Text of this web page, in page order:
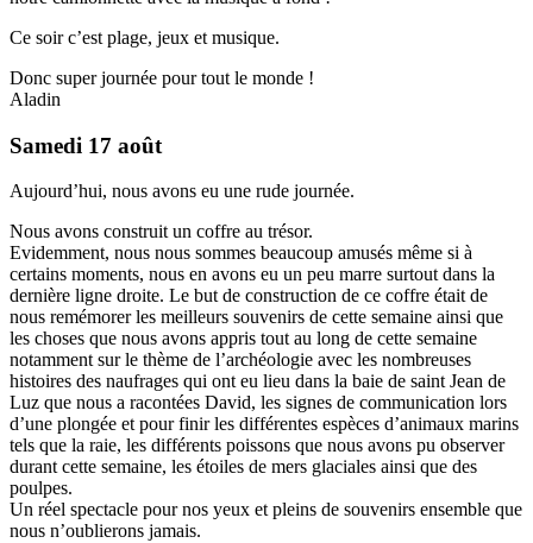
Ce soir c’est plage, jeux et musique.
Donc super journée pour tout le monde !
Aladin
Samedi 17 août
Aujourd’hui, nous avons eu une rude journée.
Nous avons construit un coffre au trésor.
Evidemment, nous nous sommes beaucoup amusés même si à
certains moments, nous en avons eu un peu marre surtout dans la
dernière ligne droite. Le but de construction de ce coffre était de
nous remémorer les meilleurs souvenirs de cette semaine ainsi que
les choses que nous avons appris tout au long de cette semaine
notamment sur le thème de l’archéologie avec les nombreuses
histoires des naufrages qui ont eu lieu dans la baie de saint Jean de
Luz que nous a racontées David, les signes de communication lors
d’une plongée et pour finir les différentes espèces d’animaux marins
tels que la raie, les différents poissons que nous avons pu observer
durant cette semaine, les étoiles de mers glaciales ainsi que des
poulpes.
Un réel spectacle pour nos yeux et pleins de souvenirs ensemble que
nous n’oublierons jamais.